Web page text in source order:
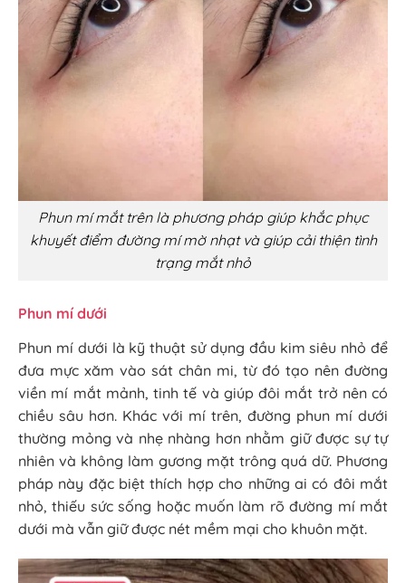
Phun mí mắt trên là phương pháp giúp khắc phục
khuyết điểm đường mí mờ nhạt và giúp cải thiện tình
trạng mắt nhỏ
Phun mí dưới
Phun mí dưới là kỹ thuật sử dụng đầu kim siêu nhỏ để
đưa mực xăm vào sát chân mi, từ đó tạo nên đường
viền mí mắt mảnh, tinh tế và giúp đôi mắt trở nên có
chiều sâu hơn. Khác với mí trên, đường phun mí dưới
thường mỏng và nhẹ nhàng hơn nhằm giữ được sự tự
nhiên và không làm gương mặt trông quá dữ. Phương
pháp này đặc biệt thích hợp cho những ai có đôi mắt
nhỏ, thiếu sức sống hoặc muốn làm rõ đường mí mắt
dưới mà vẫn giữ được nét mềm mại cho khuôn mặt.